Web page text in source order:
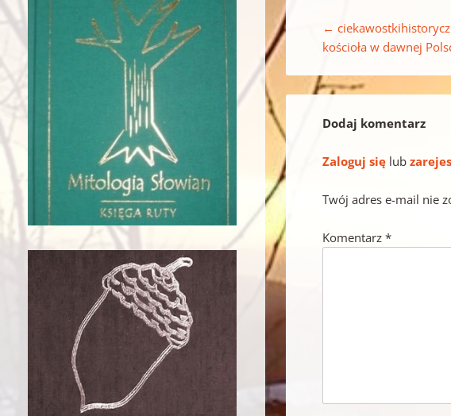
←
kościoła w dawnej
Dodaj komentarz
Zaloguj się lub
Twój adres e-mail nie
Komentarz*